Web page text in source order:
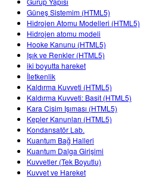
Güneş Sistemim (HTML5)
Hidrojen Atomu Modelleri (HTML5)
Hidrojen atomu modeli
Hooke Kanunu (HTML5)
Işık ve Renkler (HTML5)
iki boyutta hareket
İletkenlik
Kaldırma Kuvveti (HTML5)
Kaldırma Kuvveti: Basit (HTML5)
Kara Cisim Işıması (HTML5)
Kepler Kanunları (HTML5)
Kondansatör Lab.
Kuantum Bağ Halleri
Kuantum Dalga Girişimi
Kuvvetler (Tek Boyutlu)
Kuvvet ve Hareket